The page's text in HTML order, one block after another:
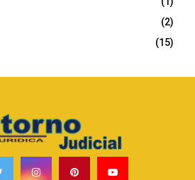
(2)
(15)